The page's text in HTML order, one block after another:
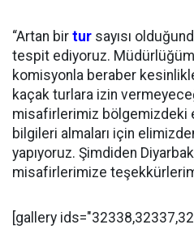
“Artan bir tur sayısı
tespit ediyoruz.
komisyonla beraber
kaçak turlara izin
misafirlerimiz bölgemizdeki
bilgileri almaları için
yapıyoruz. Şimdiden
misafirlerimize
[gallery